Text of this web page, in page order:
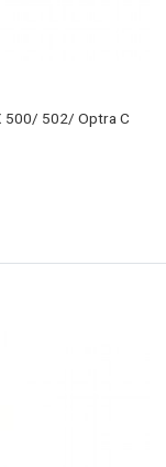
500/ 502/ Optra C